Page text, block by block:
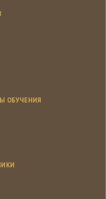
ОБУЧЕНИЯ